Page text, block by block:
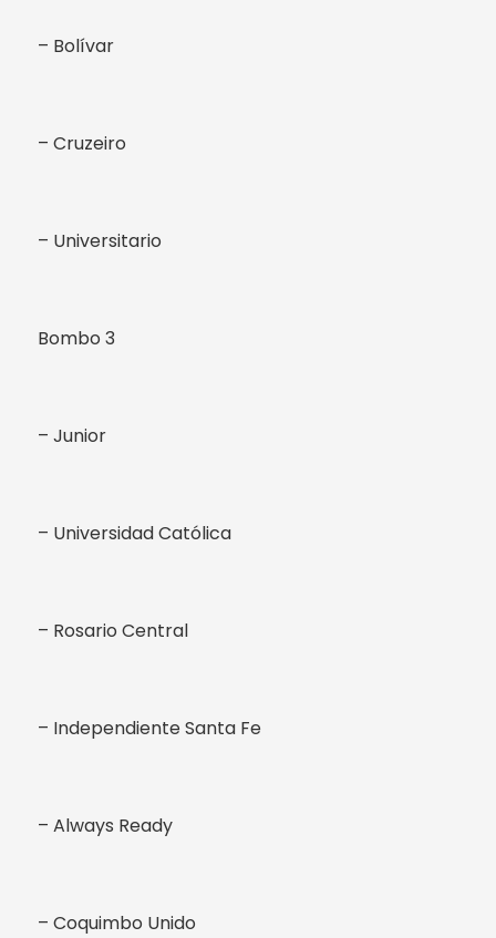
– Bolívar
– Cruzeiro
– Universitario
Bombo 3
– Junior
– Universidad Católica
– Rosario Central
– Independiente Santa Fe
– Always Ready
– Coquimbo Unido